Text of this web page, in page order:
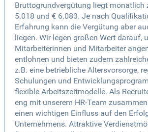
Bruttogrundvergütung liegt monatlich
5.018 und € 6.083. Je nach
Erfahrung kann die Vergütung aber
liegen. Wir legen großen Wert darauf,
Mitarbeiterinnen und Mitarbeiter
entlohnen und bieten zudem
z.B. eine betriebliche Altersvorsorge,
Schulungen und
flexible Arbeitszeitmodelle. Als
eng mit unserem HR-Team
einen wichtigen Einfluss auf den
Unternehmens. Attraktive